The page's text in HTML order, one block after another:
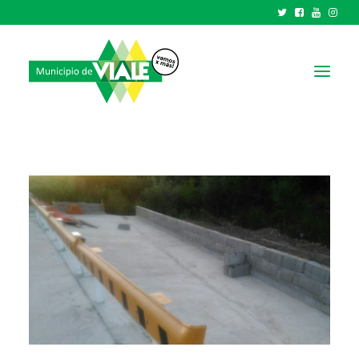
GOBIERNO
HCD
TRÁMITES Y SERVICIOS
PARQUE INDUSTRIAL
RECAUDACIONES